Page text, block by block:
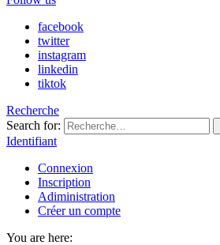
facebook
twitter
instagram
linkedin
tiktok
Recherche
Search for:
Identifiant
Connexion
Inscription
Adiministration
Créer un compte
You are here: